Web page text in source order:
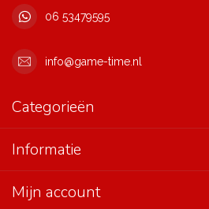
06 53479595
info@game-time.nl
Categorieën
Informatie
Mijn account